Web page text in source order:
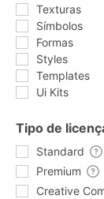
Texturas
Símbolos
Formas
Styles
Templates
Ui Kits
Tipo de
Standard
Premium
Creative